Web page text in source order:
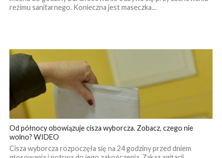
reżimu sanitarnego. Konieczna jest maseczka...
Od północy obowiązuje cisza wyborcza. Zobacz, czego nie
wolno? WIDEO
Cisza wyborcza rozpoczęła się na 24 godziny przed dniem